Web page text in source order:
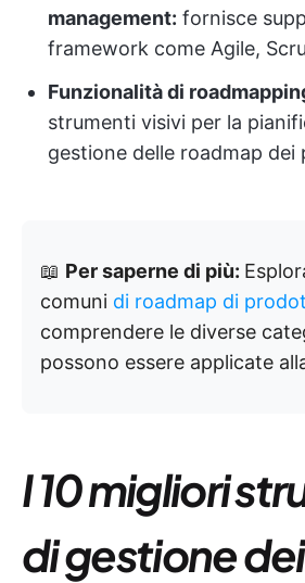
management: fornisce
framework come Agile,
Funzionalità di
strumenti visivi per la
gestione delle roadmap dei
📖 Per saperne di più:
comuni di roadmap di
comprendere le diverse
possono essere applicate
I 10 migliori
di gestione dei